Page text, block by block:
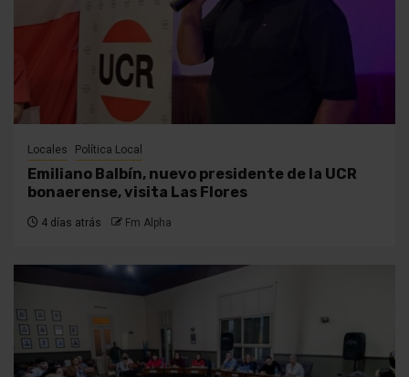
Locales Política Local
Emiliano Balbín, nuevo presidente de la UCR
bonaerense, visita Las Flores
4 días atrás Fm Alpha